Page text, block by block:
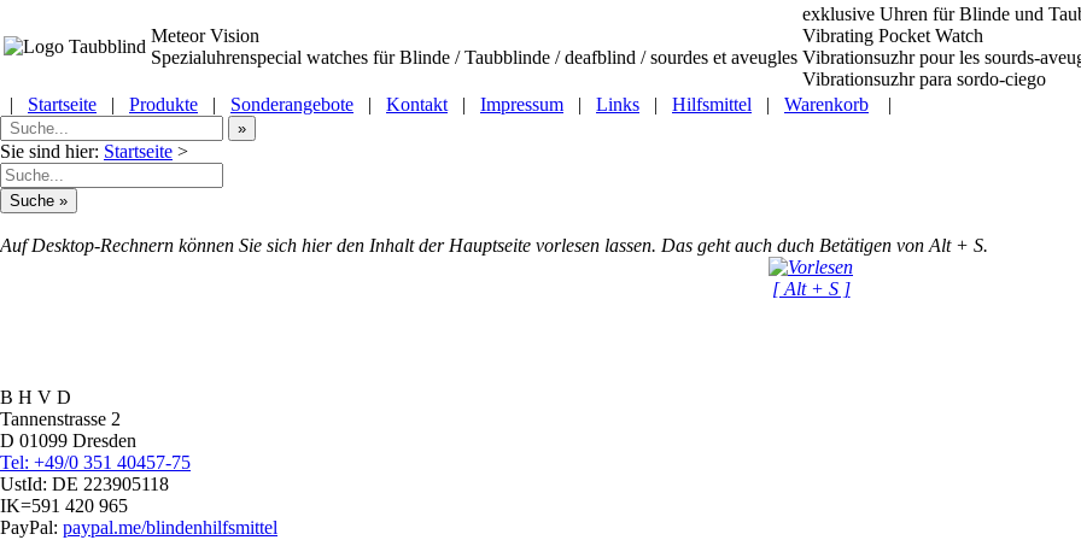
Meteor Vision
Spezialuhrenspecial watches für Blinde / Taubblinde / deafblind / sourdes et aveugles
exklusive Uhren für Blinde und
Vibrating Pocket Watch
Vibrationsuzhr pour les sourds-
Vibrationsuzhr para sordo-ciego
|
Startseite | Produkte | Sonderangebote | Kontakt | Impressum | Links | Hilfsmittel | Warenkorb |
Sie sind hier: Startseite >
Auf Desktop-Rechnern können Sie sich hier den Inhalt der Hauptseite vorlesen lassen. Das geht auch duch Betätigen von Alt + S.
[ Alt + S ]
B H V D
Tannenstrasse 2
D 01099 Dresden
Tel: +49/0 351 40457-75
UstId: DE 223905118
IK=591 420 965
PayPal: paypal.me/blindenhilfsmittel